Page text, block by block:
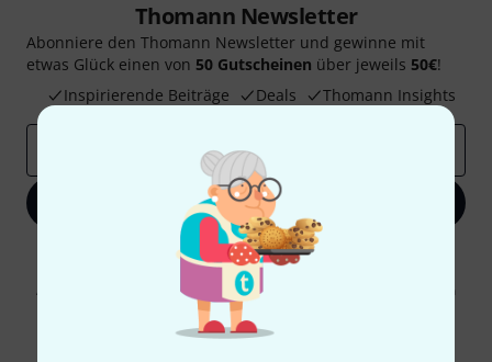
Thomann Newsletter
Abonniere den Thomann Newsletter und gewinne mit
etwas Glück einen von 50 Gutscheinen über jeweils 50€!
Inspirierende Beiträge
Deals Thomann Insights
Jetzt anmelden
Mit Klick auf „Jetzt anmelden“ stimmen Sie dem Erhalt von E-Mail-
Werbung und einer Messung des E-Mail-Nutzungsverhaltens zu. Die
Abmeldung ist jederzeit möglich. Weitere Informationen finden Sie in
unserenDatenschutzhinweisen
* Pflichtfeld